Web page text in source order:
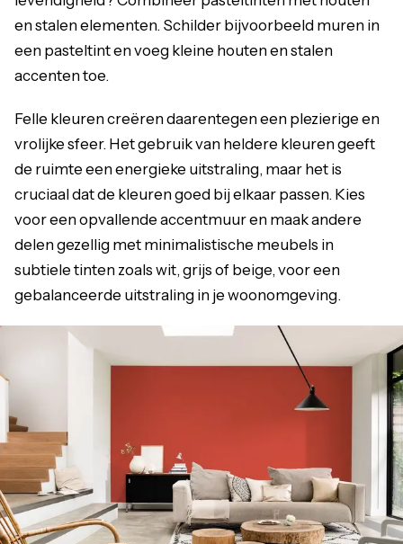
en stalen elementen. Schilder bijvoorbeeld muren in
een pasteltint en voeg kleine houten en stalen
accenten toe.
Felle kleurencreëren daarentegeneen plezierige en
vrolijke sfeer. Het gebruik van heldere kleuren geeft
de ruimte een energieke uitstraling, maar het is
cruciaal dat de kleuren goed bij elkaar passen. Kies
voor een opvallende accentmuur en maak andere
delen gezellig met minimalistische meubels in
subtiele tinten zoals wit, grijs of beige, voor een
gebalanceerde uitstraling in je woonomgeving.